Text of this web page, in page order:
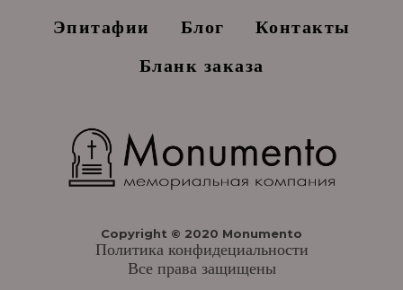
Эпитафии
Блог
Контакты
Бланк заказа
Copyright © 2020 Monumento
Политика конфидециальности
Все права защищены